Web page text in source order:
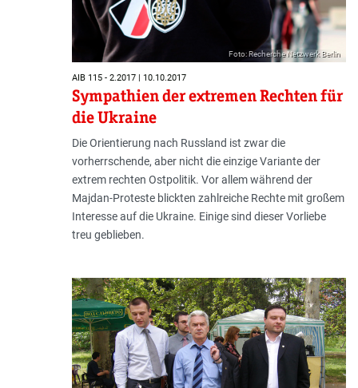
Foto: Recherche Netzwerk Berlin
AIB 115 - 2.2017 | 10.10.2017
Sympathien der extremen Rechten für
die Ukraine
Die Orientierung nach Russland ist zwar die
vorherrschende, aber nicht die einzige Variante der
extrem rechten Ostpolitik. Vor allem während der
Majdan-Proteste blickten zahlreiche Rechte mit großem
Interesse auf die Ukraine. Einige sind dieser Vorliebe
treu geblieben.